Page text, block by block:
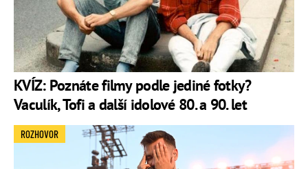
KVÍZ: Poznáte filmy podle jediné fotky?
Vaculík, Tofi a další idolové 80. a 90. let
ROZHOVOR